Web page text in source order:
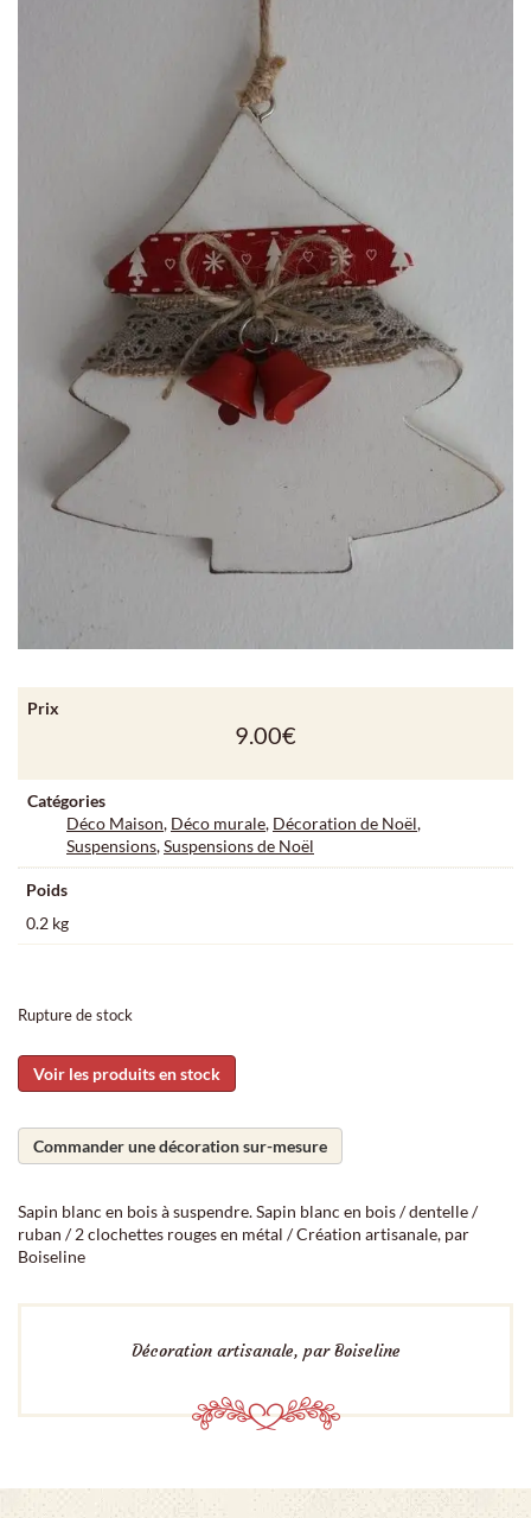
Prix
9.00€
Catégories
Déco Maison, Déco murale, Décoration de Noël,
Suspensions,Suspensions de Noël
Poids
0.2 kg
Rupture de stock
Voir les produits en stock
Commander une décoration sur-mesure
Sapin blanc en bois à suspendre. Sapin blanc en bois / dentelle /
ruban / 2 clochettes rouges en métal / Création artisanale, par
Boiseline
Décoration artisanale, par Boiseline